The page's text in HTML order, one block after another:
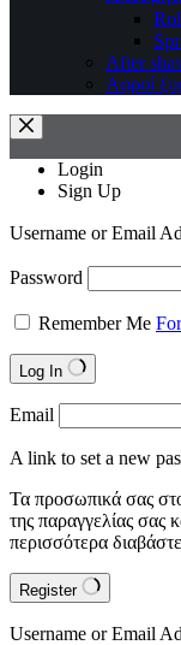
After
Αφροί
Login
Sign Up
Username or Email
Password
Remember Me
Log In
Email
A link to set a new
Τα προσωπικά σας
της παραγγελίας σας
περισσότερα
Register
Username or Email